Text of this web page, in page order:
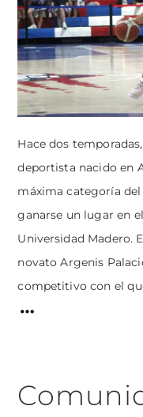
Hace dos
deportista nacido en
máxima categoría
ganarse un lugar en
Universidad Madero.
novato Argenis
competitivo con el